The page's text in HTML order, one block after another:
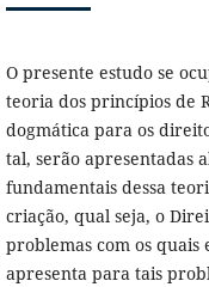
O presente estudo se
teoria dos princípios de
dogmática para os
tal, serão apresentadas
fundamentais dessa
criação, qual seja, o
problemas com os quais
apresenta para tais